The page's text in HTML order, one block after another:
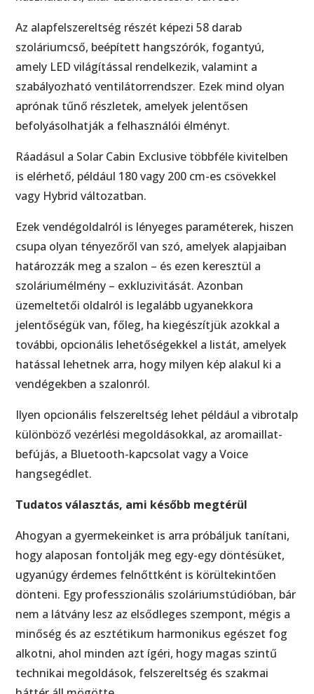
Az alapfelszereltség részét képezi 58 darab
szoláriumcső, beépített hangszórók, fogantyú,
amely LED világítással rendelkezik, valamint a
szabályozható ventilátorrendszer. Ezek mind olyan
aprónak tűnő részletek, amelyek jelentősen
befolyásolhatják a felhasználói élményt.
Ráadásul a Solar Cabin Exclusive többféle kivitelben
is elérhető, például 180 vagy 200 cm-es csövekkel
vagy Hybrid változatban.
Ezek vendégoldalról is lényeges paraméterek, hiszen
csupa olyan tényezőről van szó, amelyek alapjaiban
határozzák meg a szalon – és ezen keresztül a
szoláriumélmény – exkluzivitását. Azonban
üzemeltetői oldalról is legalább ugyanekkora
jelentőségük van, főleg, ha kiegészítjük azokkal a
további, opcionális lehetőségekkel a listát, amelyek
hatással lehetnek arra, hogy milyen kép alakul ki a
vendégekben a szalonról.
Ilyen opcionális felszereltség lehet például a vibrotalp
különböző vezérlési megoldásokkal, az aromaillat-
befújás, a Bluetooth-kapcsolat vagy a Voice
hangsegédlet.
Tudatos választás, ami később megtérül
Ahogyan a gyermekeinket is arra próbáljuk tanítani,
hogy alaposan fontolják meg egy-egy döntésüket,
ugyanúgy érdemes felnőttként is körültekintően
dönteni. Egy professzionális szoláriumstúdióban, bár
nem a látvány lesz az elsődleges szempont, mégis a
minőség és az esztétikum harmonikus egészet fog
alkotni, ahol minden azt ígéri, hogy magas szintű
technikai megoldások, felszereltség és szakmai